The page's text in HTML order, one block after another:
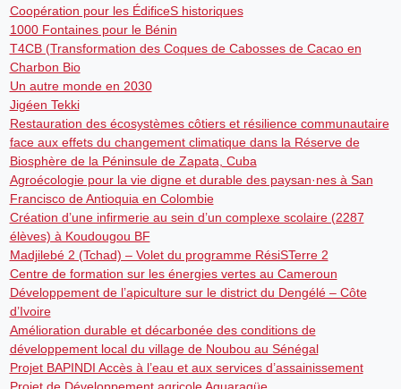
Coopération pour les ÉdificeS historiques
1000 Fontaines pour le Bénin
T4CB (Transformation des Coques de Cabosses de Cacao en
Charbon Bio
Un autre monde en 2030
Jigéen Tekki
Restauration des écosystèmes côtiers et résilience communautaire
face aux effets du changement climatique dans la Réserve de
Biosphère de la Péninsule de Zapata, Cuba
Agroécologie pour la vie digne et durable des paysan·nes à San
Francisco de Antioquia en Colombie
Création d’une infirmerie au sein d’un complexe scolaire (2287
élèves) à Koudougou BF
Madjilebé 2 (Tchad) – Volet du programme RésiSTerre 2
Centre de formation sur les énergies vertes au Cameroun
Développement de l’apiculture sur le district du Dengélé – Côte
d’Ivoire
Amélioration durable et décarbonée des conditions de
développement local du village de Noubou au Sénégal
Projet BAPINDI Accès à l’eau et aux services d’assainissement
Projet de Développement agricole Aguaragüe